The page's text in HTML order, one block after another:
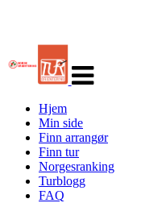
navigasjon
Hjem
Min side
Finn arrangør
Finn tur
Norgesranking
Turblogg
FAQ